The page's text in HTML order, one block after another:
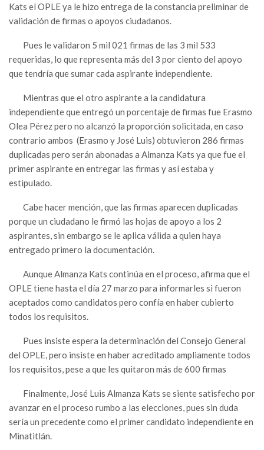
Kats el OPLE ya le hizo entrega de la constancia preliminar de
validación de firmas o apoyos ciudadanos.
Pues le validaron 5 mil 021 firmas de las 3 mil 533
requeridas, lo que representa más del 3 por ciento del apoyo
que tendría que sumar cada aspirante independiente.
Mientras que el otro aspirante a la candidatura
independiente que entregó un porcentaje de firmas fue Erasmo
Olea Pérez pero no alcanzó la proporción solicitada, en caso
contrario ambos (Erasmo y José Luis) obtuvieron 286 firmas
duplicadas pero serán abonadas a Almanza Kats ya que fue el
primer aspirante en entregar las firmas y así estaba y
estipulado.
Cabe hacer mención, que las firmas aparecen duplicadas
porque un ciudadano le firmó las hojas de apoyo a los 2
aspirantes, sin embargo se le aplica válida a quien haya
entregado primero la documentación.
Aunque Almanza Kats continúa en el proceso, afirma que el
OPLE tiene hasta el día 27 marzo para informarles si fueron
aceptados como candidatos pero confía en haber cubierto
todos los requisitos.
Pues insiste espera la determinación del Consejo General
del OPLE, pero insiste en haber acreditado ampliamente todos
los requisitos, pese a que les quitaron más de 600 firmas
Finalmente, José Luis Almanza Kats se siente satisfecho por
avanzar en el proceso rumbo a las elecciones, pues sin duda
sería un precedente como el primer candidato independiente en
Minatitlán.